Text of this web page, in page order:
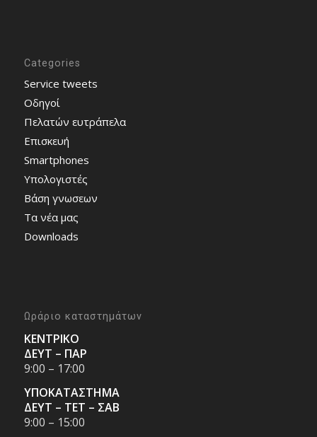
Categories
Service tweets
Οδηγοί
Πελατών ευτράπελα
Επισκευή
Smartphones
Υπολογιστές
Bάση γνωσεων
Τα νέα μας
Downloads
Ωράριο καταστημάτων
ΚΕΝΤΡΙΚΟ
ΔΕΥΤ – ΠΑΡ
9:00 – 17:00
ΥΠΟΚΑΤΑΣΤΗΜΑ
ΔΕΥΤ – ΤΕΤ – ΣΑΒ
9:00 – 15:00